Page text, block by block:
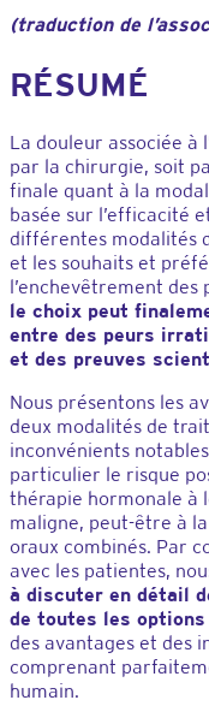
(traduction de
RÉSUMÉ
La douleur associée
par la chirurgie, soit
finale quant à la
basée sur l’efficacité
différentes modalités
et les souhaits et
l’enchevêtrement des
le choix peut
entre des peurs
et des preuves
Nous présentons les
deux modalités de
inconvénients
particulier le risque
thérapie hormonale à
maligne, peut-être à
oraux combinés. Par
avec les patientes,
à discuter en détail
de toutes les
des avantages et des
comprenant
humain.